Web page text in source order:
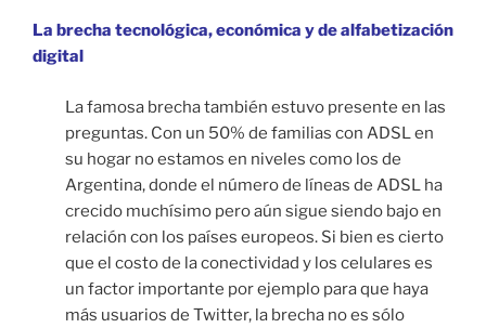
La brecha tecnológica, económica y de alfabetización
digital
La famosa brecha también estuvo presente en las
preguntas. Con un 50% de familias con ADSL en
su hogar no estamos en niveles como los de
Argentina, donde el número de líneas de ADSL ha
crecido muchísimo pero aún sigue siendo bajo en
relación con los países europeos. Si bien es cierto
que el costo de la conectividad y los celulares es
un factor importante por ejemplo para que haya
más usuarios de Twitter, la brecha no es sólo